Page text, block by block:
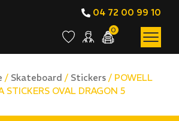
04 72 00 99 10
0
/ Skateboard / Stickers / POWELL
STICKERS OVAL DRAGON 5